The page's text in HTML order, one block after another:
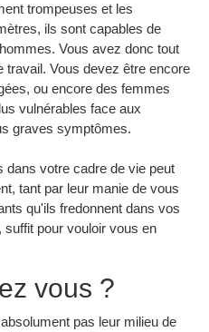
trompeuses et les
ils sont capables de
Vous avez donc tout
travail. Vous devez être encore
ou encore des femmes
vulnérables face aux
graves symptômes.
dans votre cadre de vie peut
tant par leur manie de vous
qu'ils fredonnent dans vos
pour vouloir vous en
vous ?
pas leur milieu de